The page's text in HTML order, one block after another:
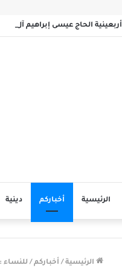
أربعينية الحاج عيسى إبراهيم آل
الرئيسية أخباركم دينية
الرئيسية / أخباركم / للنساء